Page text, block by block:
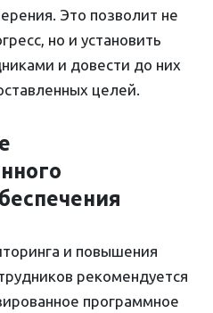
Это позволит не
но и установить
и довести до них
целей.
и повышения
рекомендуется
программное